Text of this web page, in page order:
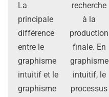
La
principale
différence
entre le
graphisme
intuitif et le
graphisme
recherche
à la
production
finale. En
graphisme
intuitif, le
processus